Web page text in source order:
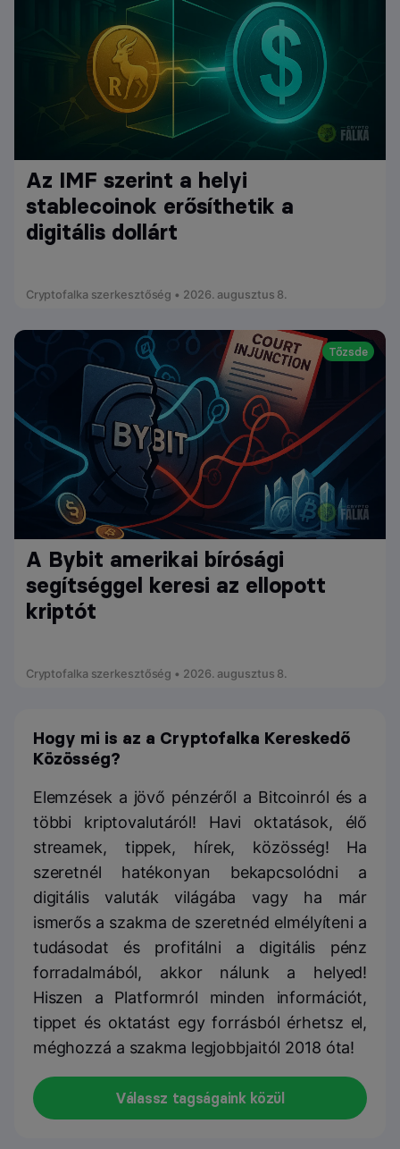
Az IMF szerint a helyi
stablecoinok erősíthetik a
digitális dollárt
Cryptofalka szerkesztőség • 2026. augusztus 8.
Tőzsde
A Bybit amerikai bírósági
segítséggel keresi az ellopott
kriptót
Cryptofalka szerkesztőség • 2026. augusztus 8.
Hogy mi is az a Cryptofalka Kereskedő
Közösség?
Elemzések a jövő pénzéről a Bitcoinról és a
többi kriptovalutáról! Havi oktatások, élő
streamek, tippek, hírek, közösség! Ha
szeretnél hatékonyan bekapcsolódni a
digitális valuták világába vagy ha már
ismerős a szakma de szeretnéd elmélyíteni a
tudásodat és profitálni a digitális pénz
forradalmából, akkor nálunk a helyed!
Hiszen a Platformról minden információt,
tippet és oktatást egy forrásból érhetsz el,
méghozzá a szakma legjobbjaitól 2018 óta!
Válassz tagságaink közül